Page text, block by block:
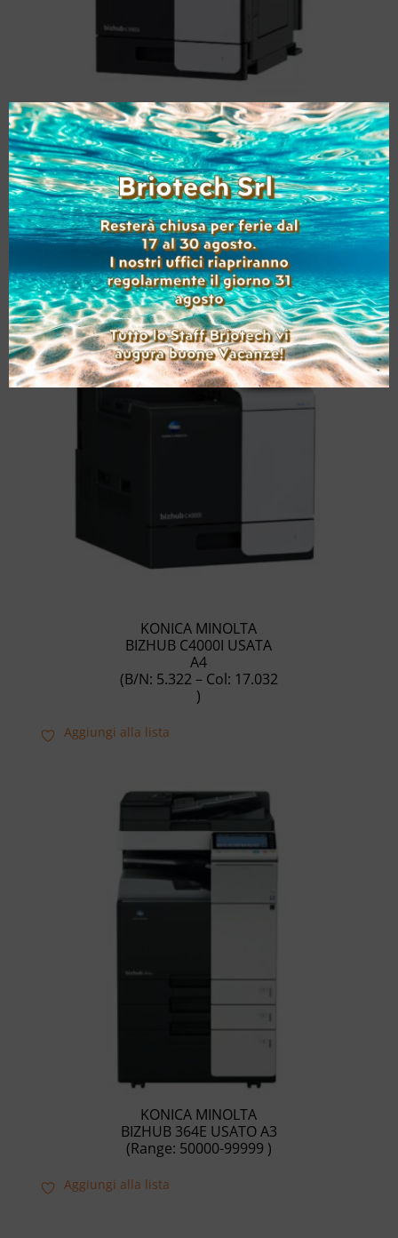
KONICA MINOLTA
BIZHUB C3300I NUOVA
A4
(B/N: 3 – Col: 1 )
Aggiungi alla lista
KONICA MINOLTA
BIZHUB C4000I USATA
A4
(B/N: 5.322 – Col: 17.032
)
Aggiungi alla lista
KONICA MINOLTA
BIZHUB 364E USATO A3
(Range: 50000-99999 )
Aggiungi alla lista